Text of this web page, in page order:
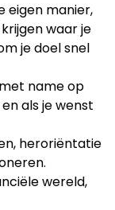
eigen manier,
waar je
je doel snel
name op
als je wenst
heroriëntatie
wereld,